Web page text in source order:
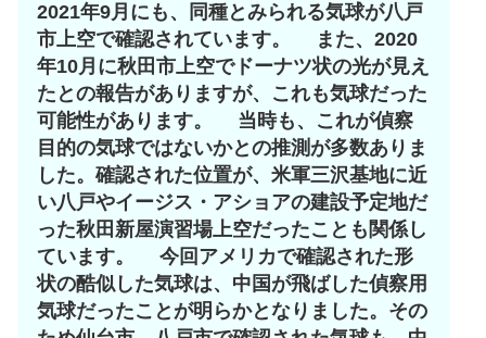
2021年9月にも、同種とみられる気球が八戸
市上空で確認されています。 また、2020
年10月に秋田市上空でドーナツ状の光が見え
たとの報告がありますが、これも気球だった
可能性があります。 当時も、これが偵察
目的の気球ではないかとの推測が多数ありま
した。確認された位置が、米軍三沢基地に近
い八戸やイージス・アショアの建設予定地だ
った秋田新屋演習場上空だったことも関係し
ています。 今回アメリカで確認された形
状の酷似した気球は、中国が飛ばした偵察用
気球だったことが明らかとなりました。その